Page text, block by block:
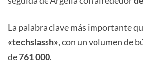
La palabra clave más importante
«techslassh», con un volumen de
de761 000.